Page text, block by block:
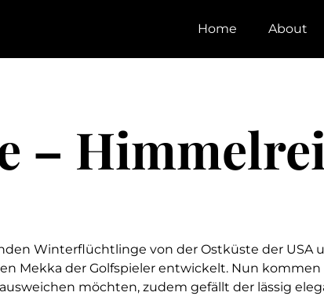
Home About
–
Winterflüchtlinge von der Ostküste der USA
Mekka der Golfspieler entwickelt. Nun
möchten, zudem gefällt der lässig